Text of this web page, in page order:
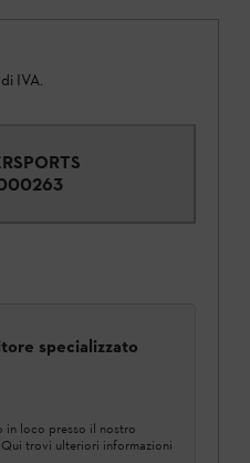
IVA.
specializzato
loco presso il nostro
trovi ulteriori informazioni